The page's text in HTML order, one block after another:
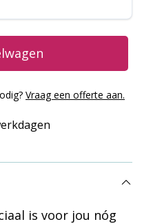
Vraag een offerte aan.
is voor jou nóg